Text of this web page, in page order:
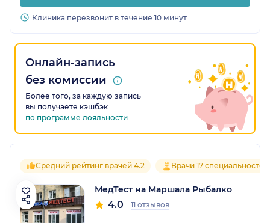
Клиника перезвонит в течение 10 минут
Онлайн-запись
без комиссии
Более того, за каждую запись
вы получаете кэшбэк
по программе лояльности
Средний рейтинг врачей 4.2 Врачи 17 специальностей
МедТест на Маршала Рыбалко
4.0 11 отзывов